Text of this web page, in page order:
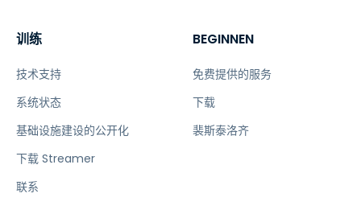
训练
技术支持
系统状态
基础设施建设的公开化
下载 Streamer
联系
BEGINNEN
免费提供的服务
下载
裴斯泰洛齐